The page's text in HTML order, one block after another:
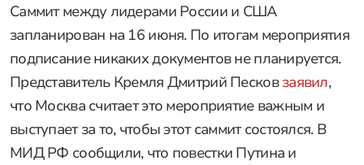
Саммит между лидерами России и США
запланирован на 16 июня. По итогам мероприятия
подписание никаких документов не планируется.
Представитель Кремля Дмитрий Песковзаявил,
что Москва считает это мероприятие важным и
выступает за то, чтобы этот саммит состоялся. В
МИД РФ сообщили, что повестки Путина и